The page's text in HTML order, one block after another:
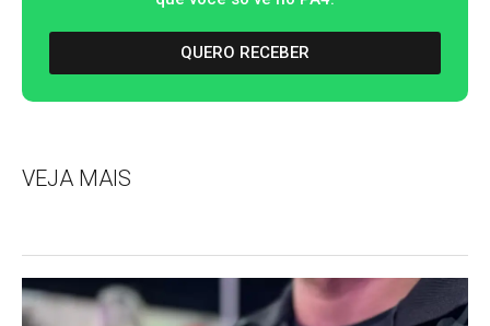
QUERO RECEBER
VEJA MAIS